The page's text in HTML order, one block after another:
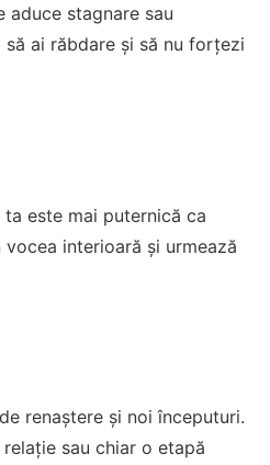
aduce stagnare sau
ai răbdare și să nu forțezi
ta este mai puternică ca
interioară și urmează
renaștere și noi începuturi.
sau chiar o etapă